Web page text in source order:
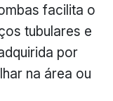
facilita o
tubulares e
por
na área ou